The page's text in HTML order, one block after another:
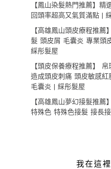
【鳳山染髮熱門推薦】精
回頭率超高又氣質滿點 |
【高雄鳳山頭皮療程推
髮 頭皮屑 毛囊炎 專業頭
綵彤髮屋
【頭皮保養療程推薦】
造成頭皮刺痛 頭皮敏感
毛囊炎 | 綵彤髮屋
【高雄鳳山夢幻接髮推薦
特殊色 特殊色接髮 接長
我在這